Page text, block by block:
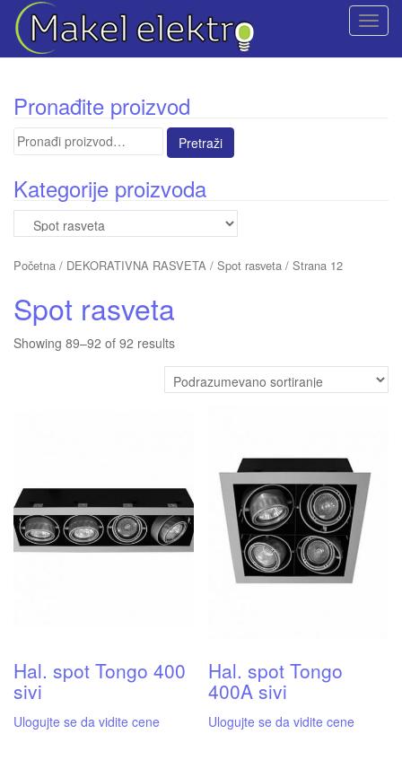
T
Pronađite proizvod
Pretraga
Kategorije proizvoda
Početna / DEKORATIVNA RASVETA / Spot rasveta / Strana 12
Spot rasveta
Showing 89–92 of 92 results
Hal. spot Tongo 400
sivi
Ulogujte se da vidite cene
Hal. spot Tongo
400A sivi
Ulogujte se da vidite cene